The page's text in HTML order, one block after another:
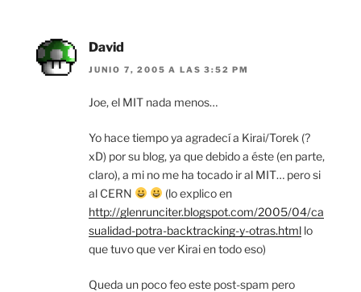
David
JUNIO 7, 2005 A LAS 3:52 PM
Joe, el MIT nada menos…
Yo hace tiempo ya agradecí a Kirai/Torek (?
xD) por su blog, ya que debido a éste (en parte,
claro), a mi no me ha tocado ir al MIT… pero si
al CERN
(lo explico en
http://glenrunciter.blogspot.com/2005/04/ca
sualidad-potra-backtracking-y-otras.html lo
que tuvo que ver Kirai en todo eso)
Queda un poco feo este post-spam pero